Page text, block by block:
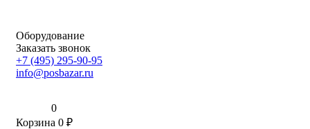
Оборудование
Заказать звонок
+7 (495) 295-90-95
info@posbazar.ru
0
Корзина 0 ₽